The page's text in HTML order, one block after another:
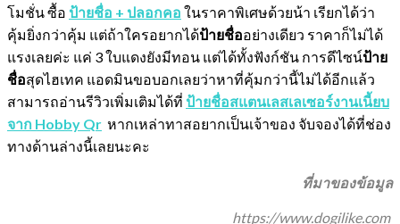
โมชั่น ซื้อ ป้ายชื่อ + ปลอกคอ ในราคาพิเศษด้วยน้า เรียกได้ว่า
คุ้มยิ่งกว่าคุ้ม แต่ถ้าใครอยากได้ป้ายชื่ออย่างเดียว ราคาก็ไม่ได้
แรงเลยค่ะ แค่ 3 ใบแดงยังมีทอน แต่ได้ทั้งฟังก์ชัน การดีไซน์ป้าย
ชื่อสุดไฮเทค แอดมินขอบอกเลยว่าหาที่คุ้มกว่านี้ไม่ได้อีกแล้ว
สามารถอ่านรีวิวเพิ่มเติมได้ที่ ป้ายชื่อสแตนเลสเลเซอร์งานเนี้ยบ
จาก Hobby Qr หากเหล่าทาสอยากเป็นเจ้าของ จับจองได้ที่ช่อง
ทางด้านล่างนี้เลยนะคะ
ที่มาของข้อมูล
https://www.dogilike.com